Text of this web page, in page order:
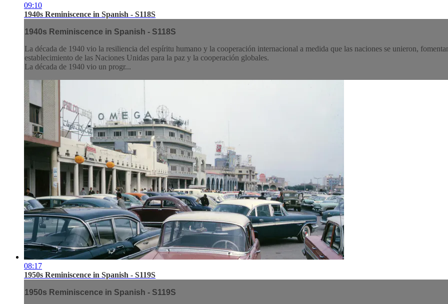
09:10
1940s Reminiscence in Spanish - S118S
1940s Reminiscence in Spanish - S118S
La década de 1940 vio la resiliencia del espíritu humano y la cooperación internacional a medida que las naciones se unieron,
establecimiento de las Naciones Unidas para la paz y la cooperación globales.
La década de 1940 vio un progr...
08:17
1950s Reminiscence in Spanish - S119S
1950s Reminiscence in Spanish - S119S